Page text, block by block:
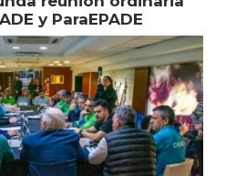
y ParaEPADE